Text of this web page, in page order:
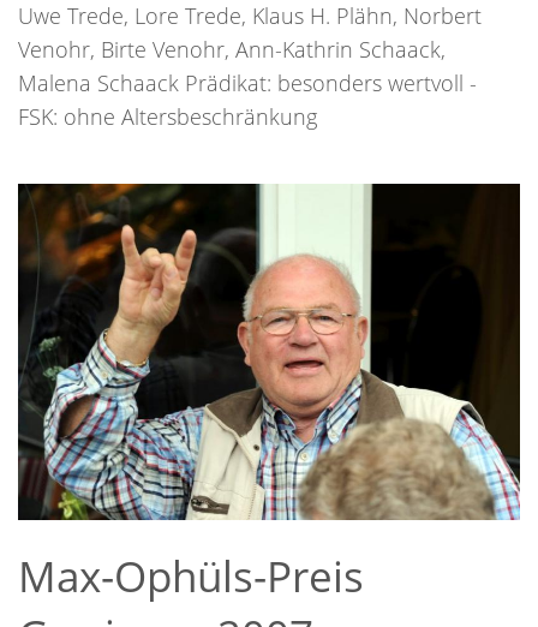
Uwe Trede, Lore Trede, Klaus H. Plähn, Norbert
Venohr, Birte Venohr, Ann-Kathrin Schaack,
Malena Schaack Prädikat: besonders wertvoll -
FSK: ohne Altersbeschränkung
Max-Ophüls-Preis